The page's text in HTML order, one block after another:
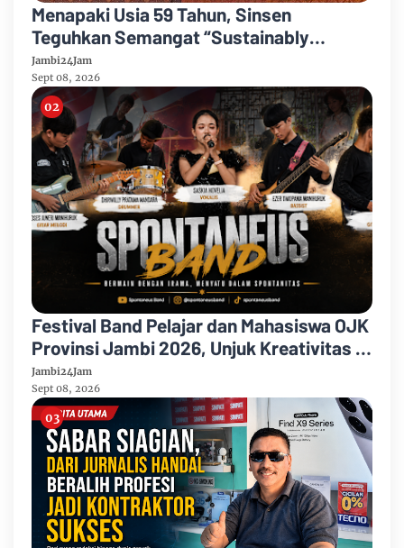
Menapaki Usia 59 Tahun, Sinsen
Teguhkan Semangat “Sustainably
Growing”
Jambi24Jam
Sept 08, 2026
Festival Band Pelajar dan Mahasiswa OJK
Provinsi Jambi 2026, Unjuk Kreativitas di
Taman Banjuran Budayo, Spontaneus
Band Raih Juara 2
Jambi24Jam
Sept 08, 2026